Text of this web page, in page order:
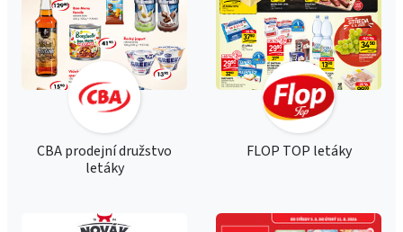
CBA prodejní družstvo
letáky
FLOP TOP letáky